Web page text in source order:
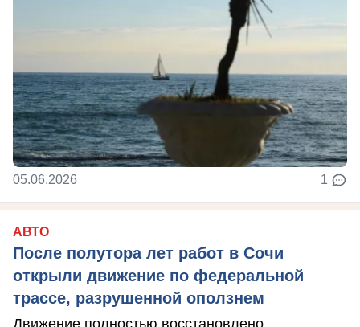
05.06.2026 1
АВТО
После полутора лет работ в Сочи
открыли движение по федеральной
трассе, разрушенной оползнем
Движение полностью восстановлено